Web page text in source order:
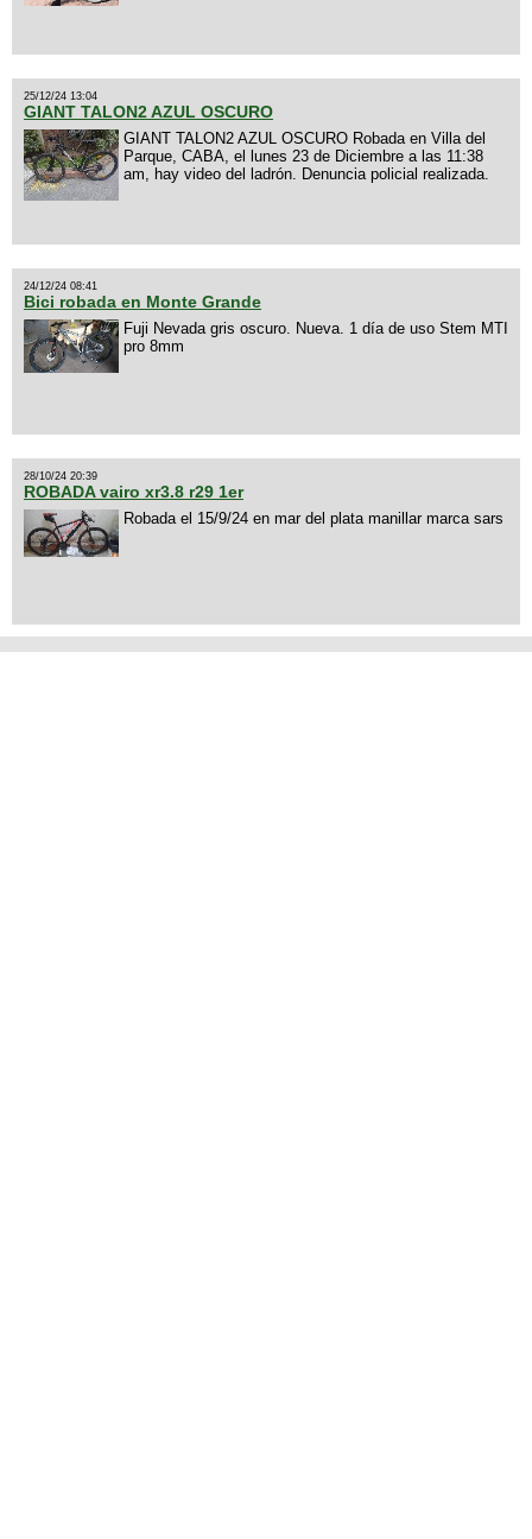
25/12/24 13:04
GIANT TALON2 AZUL OSCURO
GIANT TALON2 AZUL OSCURO Robada en Villa del
Parque, CABA, el lunes 23 de Diciembre a las 11:38
am, hay video del ladrón. Denuncia policial realizada.
24/12/24 08:41
Bici robada en Monte Grande
Fuji Nevada gris oscuro. Nueva. 1 día de uso Stem MTI
pro 8mm
28/10/24 20:39
ROBADA vairo xr3.8 r29 1er
Robada el 15/9/24 en mar del plata manillar marca sars